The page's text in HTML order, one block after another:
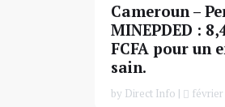
Cameroun –
MINEPDED :
FCFA pour un
sain.
by Direct Info | février